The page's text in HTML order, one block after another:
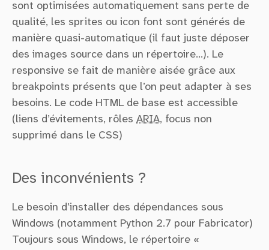
sont optimisées automatiquement sans perte de
qualité, les sprites ou icon font sont générés de
manière quasi-automatique (il faut juste déposer
des images source dans un répertoire…). Le
responsive se fait de manière aisée grâce aux
breakpoints présents que l’on peut adapter à ses
besoins. Le code HTML de base est accessible
(liens d’évitements, rôles ARIA, focus non
supprimé dans le CSS)
Des inconvénients ?
Le besoin d’installer des dépendances sous
Windows (notamment Python 2.7 pour Fabricator)
Toujours sous Windows, le répertoire «